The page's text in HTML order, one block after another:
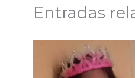
Entradas